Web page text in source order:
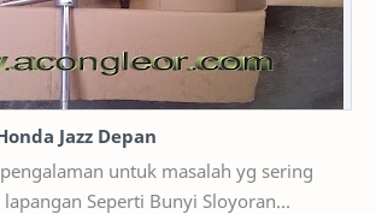
Jazz Depan
untuk masalah yg sering
Bunyi Sloyoran